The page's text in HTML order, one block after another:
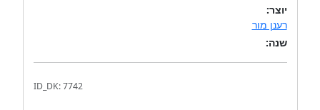
יוצר:
רענן מור
שנה:
ID_DK: 7742